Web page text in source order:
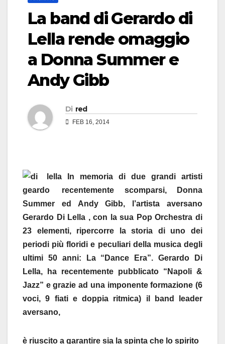
La band di Gerardo di
Lella rende omaggio
a Donna Summer e
Andy Gibb
Di red
FEB 16, 2014
In memoria di due grandi artisti
recentemente scomparsi, Donna
Summer ed Andy Gibb, l’artista aversano
Gerardo Di Lella , con la sua Pop Orchestra di
23 elementi, ripercorre la storia di uno dei
periodi più floridi e peculiari della musica degli
ultimi 50 anni: La “Dance Era”. Gerardo Di
Lella, ha recentemente pubblicato “Napoli &
Jazz” e grazie ad una imponente formazione (6
voci, 9 fiati e doppia ritmica) il band leader
aversano,
è riuscito a garantire sia la spinta che lo spirito